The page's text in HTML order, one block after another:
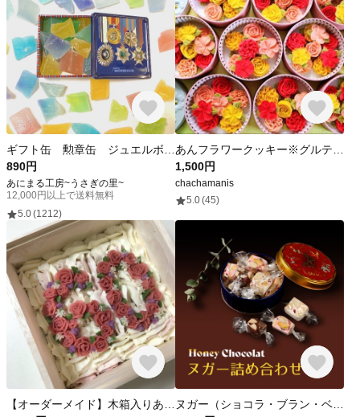
890円
あにまる工房~うさぎの里~
12,000円以上で送料無料
5.0(1212)
1,500円
chachamanis
5.0(45)